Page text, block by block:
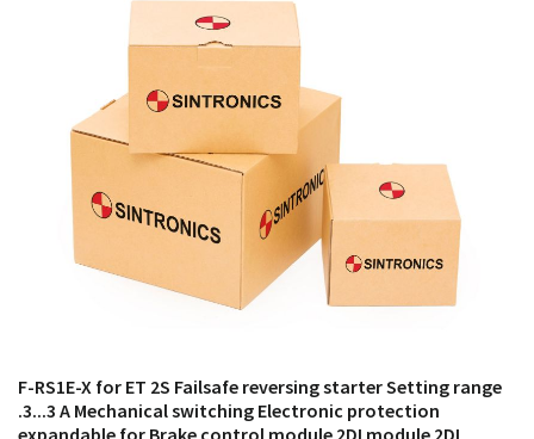
módulos antiguos a un alto nivel técnico o sustitución
de módulos descontinuados por módulos del propio
F-RS1E-X for ET 2S Failsafe reversing starter Setting range
.3...3 A Mechanical switching Electronic protection
expandable for Brake control module 2DI module 2DI